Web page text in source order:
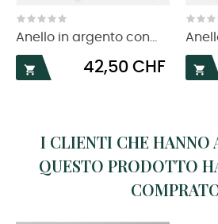
Anello in argento con...

Prezzo
42,50 CHF 
‹
I CLIENTI CHE HANNO
QUESTO PRODOTTO